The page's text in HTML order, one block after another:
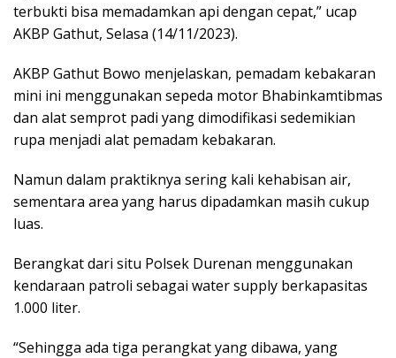
terbukti bisa memadamkan api dengan cepat,” ucap
AKBP Gathut, Selasa (14/11/2023).
AKBP Gathut Bowo menjelaskan, pemadam kebakaran
mini ini menggunakan sepeda motor Bhabinkamtibmas
dan alat semprot padi yang dimodifikasi sedemikian
rupa menjadi alat pemadam kebakaran.
Namun dalam praktiknya sering kali kehabisan air,
sementara area yang harus dipadamkan masih cukup
luas.
Berangkat dari situ Polsek Durenan menggunakan
kendaraan patroli sebagai water supply berkapasitas
1.000 liter.
“Sehingga ada tiga perangkat yang dibawa, yang